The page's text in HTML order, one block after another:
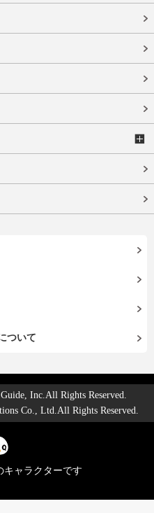
ついて
Inc.All Rights Reserved.
Co., Ltd.All Rights Reserved.
キャラクターです